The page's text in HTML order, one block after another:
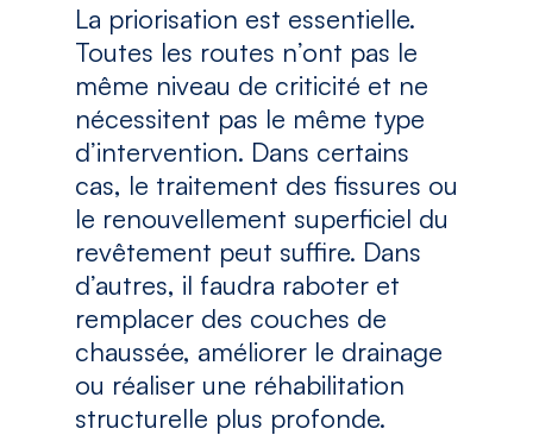
La priorisation est essentielle.
Toutes les routes n’ont pas le
même niveau de criticité et ne
nécessitent pas le même type
d’intervention. Dans certains
cas, le traitement des fissures ou
le renouvellement superficiel du
revêtement peut suffire. Dans
d’autres, il faudra raboter et
remplacer des couches de
chaussée, améliorer le drainage
ou réaliser une réhabilitation
structurelle plus profonde.